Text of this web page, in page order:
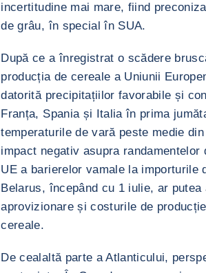
incertitudine mai mare, fiind
de grâu, în special în SUA.
După ce a înregistrat o scădere
producția de cereale a Uniunii
datorită precipitațiilor favorabile și
Franța, Spania și Italia în prima
temperaturile de vară peste medie
impact negativ asupra
UE a barierelor vamale la importurile
Belarus, începând cu 1 iulie, ar
aprovizionare și costurile de
cereale.
De cealaltă parte a Atlanticului,